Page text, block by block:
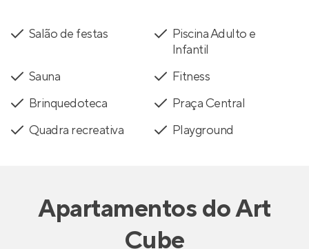
Salão de festas
Piscina Adulto e
Infantil
Sauna
Fitness
Brinquedoteca
Praça Central
Quadra recreativa
Playground
ApartamentosdoArt
Cube